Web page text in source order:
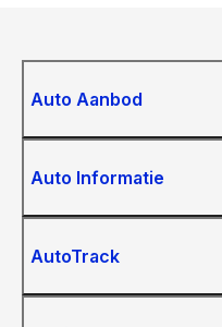
Auto Aanbod
Auto Informatie
AutoTrack